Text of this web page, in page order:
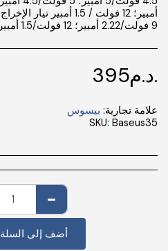
9 فولت/2.22 أمبير؛ 12 فولت/1.5 أمبير
395 د.م.
علامة تجارية: بيسوس
SKU: Baseus35
أضف إلى السلة